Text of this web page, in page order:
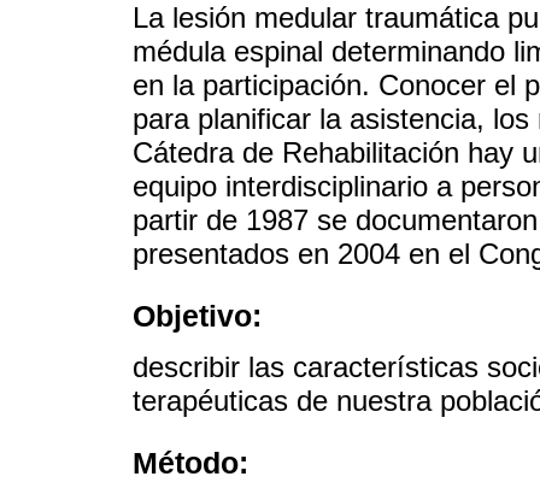
La lesión medular traumática
médula espinal determinando
en la participación. Conocer el
para planificar la asistencia,
Cátedra de Rehabilitación hay
equipo interdisciplinario a
partir de 1987 se
presentados en 2004 en el
Objetivo:
describir las características
terapéuticas de nuestra
Método: